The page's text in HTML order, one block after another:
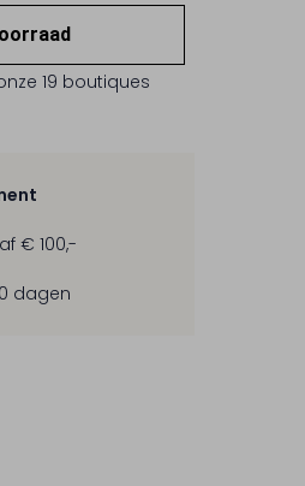
19 boutiques
€ 100,-
dagen